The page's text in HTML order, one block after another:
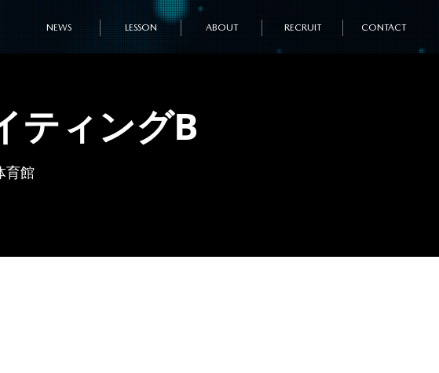
NEWS LESSON ABOUT RECRUIT CONTACT
ティングB
育館